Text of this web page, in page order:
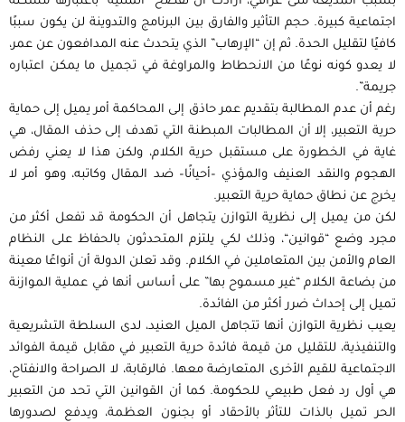
اجتماعية كبيرة. حجم التأثير والفارق بين البرنامج والتدوينة لن يكون سببًا
كافيًا لتقليل الحدة. ثم إن “الإرهاب” الذي يتحدث عنه المدافعون عن عمر،
لا يعدو كونه نوعًا من الانحطاط والمراوغة في تجميل ما يمكن اعتباره
جريمة”.
رغم أن عدم المطالبة بتقديم عمر حاذق إلى المحاكمة أمر يميل إلى حماية
حرية التعبير، إلا أن المطالبات المبطنة التي تهدف إلى حذف المقال، هي
غاية في الخطورة على مستقبل حرية الكلام، ولكن هذا لا يعني رفض
الهجوم والنقد العنيف والمؤذي –أحيانًا– ضد المقال وكاتبه، وهو أمر لا
يخرج عن نطاق حماية حرية التعبير.
لكن من يميل إلى نظرية التوازن يتجاهل أن الحكومة قد تفعل أكثر من
مجرد وضع “قوانين“، وذلك لكي يلتزم المتحدثون بالحفاظ على النظام
العام واﻷمن بين المتعاملين في الكلام. وقد تعلن الدولة أن أنواعًا معينة
من بضاعة الكلام “غير مسموح بها” على أساس أنها في عملية الموازنة
تميل إلى إحداث ضرر أكثر من الفائدة.
يعيب نظرية التوازن أنها تتجاهل الميل العنيد، لدى السلطة التشريعية
والتنفيذية، للتقليل من قيمة فائدة حرية التعبير في مقابل قيمة الفوائد
الاجتماعية للقيم اﻷخرى المتعارضة معها. فالرقابة، لا الصراحة والانفتاح،
هي أول رد فعل طبيعي للحكومة. كما أن القوانين التي تحد من التعبير
الحر تميل بالذات للتأثر باﻷحقاد أو بجنون العظمة، ويدفع لصدورها